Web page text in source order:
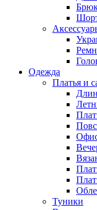
Одежда
Платья и
Туники